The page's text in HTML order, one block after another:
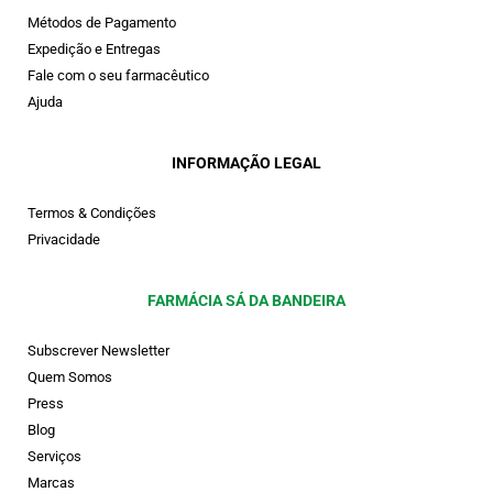
Métodos de Pagamento
Expedição e Entregas
Fale com o seu farmacêutico
Ajuda
INFORMAÇÃO LEGAL
Termos & Condições
Privacidade
FARMÁCIA SÁ DA BANDEIRA
Subscrever Newsletter
Quem Somos
Press
Blog
Serviços
Marcas